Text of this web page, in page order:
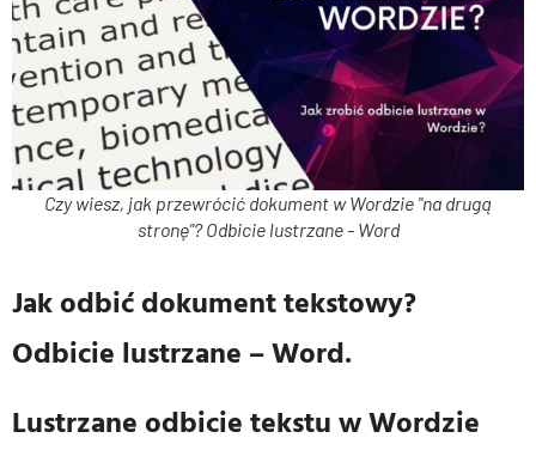
Czy wiesz, jak przewrócić dokument w Wordzie "na drugą
stronę"? Odbicie lustrzane - Word
Jak odbić dokument tekstowy?
Odbicie lustrzane – Word.
Lustrzane odbicie tekstu w Wordzie